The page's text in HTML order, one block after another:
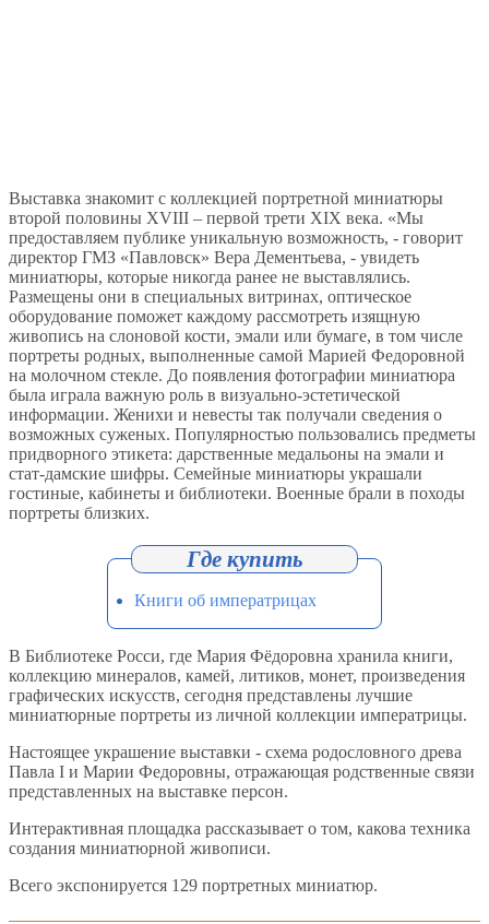
Выставка знакомит с коллекцией портретной миниатюры
второй половины XVIII – первой трети XIX века. «Мы
предоставляем публике уникальную возможность, - говорит
директор ГМЗ «Павловск» Вера Дементьева, - увидеть
миниатюры, которые никогда ранее не выставлялись.
Размещены они в специальных витринах, оптическое
оборудование поможет каждому рассмотреть изящную
живопись на слоновой кости, эмали или бумаге, в том числе
портреты родных, выполненные самой Марией Федоровной
на молочном стекле. До появления фотографии миниатюра
была играла важную роль в визуально-эстетической
информации. Женихи и невесты так получали сведения о
возможных суженых. Популярностью пользовались предметы
придворного этикета: дарственные медальоны на эмали и
стат-дамские шифры. Семейные миниатюры украшали
гостиные, кабинеты и библиотеки. Военные брали в походы
портреты близких.
Книги об императрицах
В Библиотеке Росси, где Мария Фёдоровна хранила книги,
коллекцию минералов, камей, литиков, монет, произведения
графических искусств, сегодня представлены лучшие
миниатюрные портреты из личной коллекции императрицы.
Настоящее украшение выставки - схема родословного древа
Павла I и Марии Федоровны, отражающая родственные связи
представленных на выставке персон.
Интерактивная площадка рассказывает о том, какова техника
создания миниатюрной живописи.
Всего экспонируется 129 портретных миниатюр.